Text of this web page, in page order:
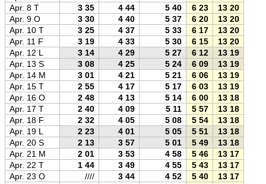
Apr. 8 T
3 35 4 44 5 40 6 23 13 20
Apr. 9 O
3 30 4 40 5 37 6 20 13 20
Apr. 10 T
3 25 4 37 5 33 6 17 13 20
Apr. 11 F
3 19 4 33 5 30 6 15 13 20
Apr. 12 L
3 14 4 29 5 27 6 12 13 19
Apr. 13 S
3 08 4 25 5 24 6 09 13 19
Apr. 14 M
3 01 4 21 5 21 6 06 13 19
Apr. 15 T
2 55 4 17 5 17 6 03 13 19
Apr. 16 O
2 48 4 13 5 14 6 00 13 18
Apr. 17 T
2 40 4 09 5 11 5 57 13 18
Apr. 18 F
2 32 4 05 5 08 5 54 13 18
Apr. 19 L
2 23 4 01 5 05 5 51 13 18
Apr. 20 S
2 13 3 57 5 01 5 49 13 18
Apr. 21 M
2 01 3 53 4 58 5 46 13 17
Apr. 22 T
1 44 3 49 4 55 5 43 13 17
Apr. 23 O
//// 3 44 4 52 5 40 13 17